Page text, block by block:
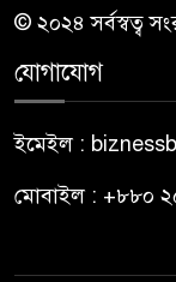
© ২০২৪ সর্বস্বত্ব
যোগাযোগ
ইমেইল :
মোবাইল : +৮৮০